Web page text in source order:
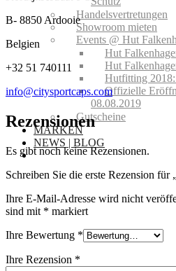
Handelsvertretungen
Showroom mieten
Events @ Hut
Hut
Hut
Hutfitting
Offizielle
08.08.2019
Gutscheine
MARKEN
NEWS | BLOG
B- 8850 Ardooie
Belgien
+32 51 740111
info@citysportcaps.com
Rezensionen
Es gibt noch keine Rezensionen.
Schreiben Sie die erste Rezension
Ihre E-Mail-Adresse wird nicht
sind mit * markiert
Ihre Bewertung *
Ihre Rezension *